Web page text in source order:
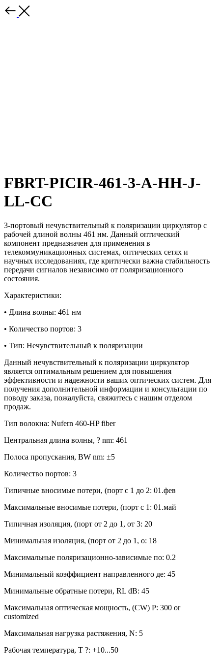
FBRT-PICIR-461-3-A-HH-J-
LL-CC
3-портовый нечувствительный к поляризации циркулятор с
рабочей длиной волны 461 нм. Данный оптический
компонент предназначен для применения в
телекоммуникационных системах, оптических сетях и
научных исследованиях, где критически важна стабильность
передачи сигналов независимо от поляризационного
состояния.
Характеристики:
• Длина волны: 461 нм
• Количество портов: 3
• Тип: Нечувствительный к поляризации
Данный нечувствительный к поляризации циркулятор
является оптимальным решением для повышения
эффективности и надежности ваших оптических систем. Для
получения дополнительной информации и консультации по
поводу заказа, пожалуйста, свяжитесь с нашим отделом
продаж.
Тип волокна: Nufern 460-HP fiber
Центральная длина волны, ? nm: 461
Полоса пропускания, BW nm: ±5
Количество портов: 3
Типичные вносимые потери, (порт с 1 до 2: 01.фев
Максимальные вносимые потери, (порт с 1: 01.май
Типичная изоляция, (порт от 2 до 1, от 3: 20
Минимальная изоляция, (порт от 2 до 1, о: 18
Максимальные поляризационно-зависимые по: 0.2
Минимальный коэффициент направленного де: 45
Минимальные обратные потери, RL dB: 45
Максимальная оптическая мощность, (CW) P: 300 or
customized
Максимальная нагрузка растяжения, N: 5
Рабочая температура, T ?: +10...50